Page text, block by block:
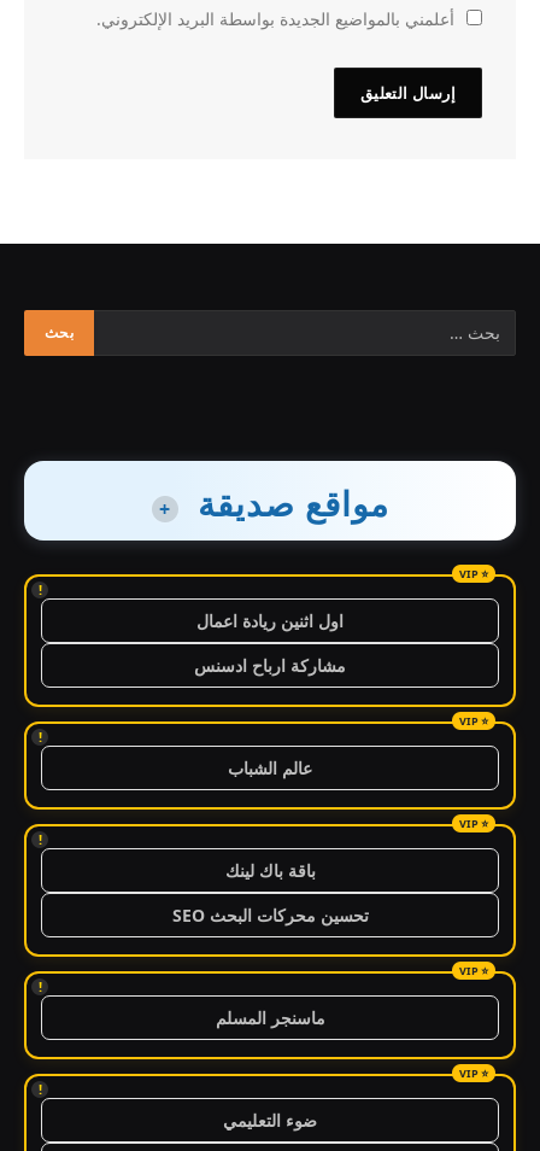
أعلمني بالمواضيع الجديدة بواسطة البريد الإلكتروني.
مواقع صديقة +
!
اول اثنين ريادة اعمال
مشاركة ارباح ادسنس
!
عالم الشباب
!
باقة باك لينك
تحسين محركات البحث SEO
!
ماسنجر المسلم
!
ضوء التعليمي